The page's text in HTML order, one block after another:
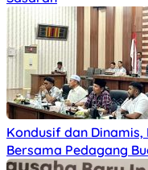
Kondusif dan Dinamis,
Bersama Pedagang